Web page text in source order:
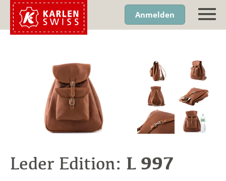
Anmelden
Leder Edition: L 997